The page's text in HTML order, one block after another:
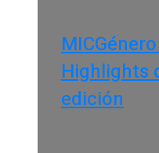
Highlights
edición